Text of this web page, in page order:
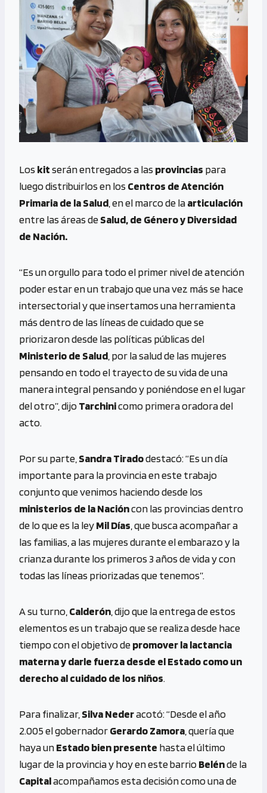
Los kitserán entregados a las provincias para
luego distribuirlos en los Centros de Atención
Primaria de la Salud , en el marco de laarticulación
entre las áreas deSalud, de Género y Diversidad
de Nación.
“Es un orgullo para todo el primer nivel de atención
poder estar en un trabajo que una vez más se hace
intersectorial y que insertamos una herramienta
más dentro de las líneas de cuidado que se
priorizaron desde las políticas públicas del
Ministerio de Salud , por la salud de las mujeres
pensando en todo el trayecto de su vida de una
manera integral pensando y poniéndose en el lugar
del otro”, dijoTarchinicomo primera oradora del
acto.
Por su parte, Sandra Tiradodestacó: “Es un día
importante para la provincia en este trabajo
conjunto que venimos haciendo desde los
ministerios de la Nacióncon las provincias dentro
de lo que es la leyMil Días , que busca acompañar a
las familias, a las mujeres durante el embarazo y la
crianza durante los primeros 3 años de vida y con
todas las líneas priorizadas que tenemos”.
A su turno, Calderón , dijo que la entrega de estos
elementos es un trabajo que se realiza desde hace
tiempo con el objetivo depromover la lactancia
materna y darle fuerza desde el Estado como un
derecho al cuidado de los niños.
Para finalizar, Silva Nederacotó: “Desde el año
2.005 el gobernadorGerardo Zamora , quería que
haya unEstado bien presente hasta el último
lugar de la provincia y hoy en este barrioBelénde la
Capitalacompañamos esta decisión como una de